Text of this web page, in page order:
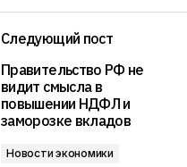
Следующий пост
Правительство РФ не
видит смысла в
повышении НДФЛ и
заморозке вкладов
Новости экономики